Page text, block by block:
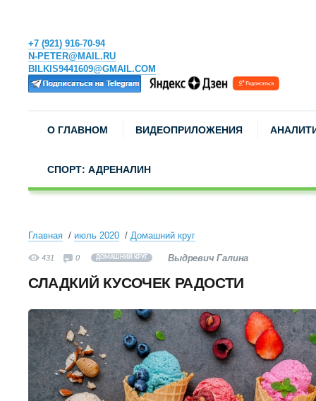
+7 (921) 916-70-94
N-PETER@MAIL.RU
BILKIS9441609@GMAIL.COM
О ГЛАВНОМ ВИДЕОПРИЛОЖЕНИЯ
СПОРТ: АДРЕНАЛИН
Главная июль 2020 Домашний круг
431 0 ДОМАШНИЙ КРУГ Выдревич Галина
СЛАДКИЙ КУСОЧЕК РАДОСТИ